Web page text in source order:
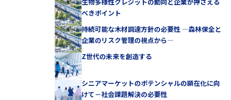
べきポイント
持続可能な木材調達方針の必要性 —森林保全と
企業のリスク管理の視点から—
Z世代の未来を創造する
シニアマーケットのポテンシャルの顕在化に向
けて－社会課題解決の必要性